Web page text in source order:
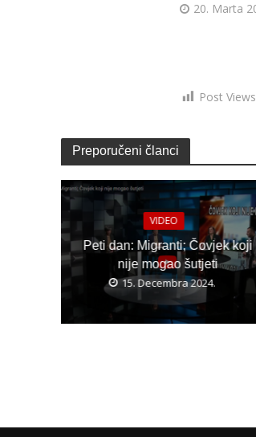
20. Marta
Post
Preporučeni članci
VIDEO
Peti dan: Migranti; Čovjek koji
nije mogao šutjeti
15. Decembra 2024.